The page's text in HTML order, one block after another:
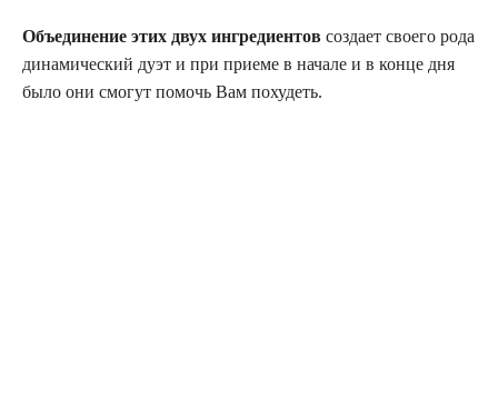
Объединение этих двух ингредиентов создает своего рода
динамический дуэт и при приеме в начале и в конце дня
было они смогут помочь Вам похудеть.